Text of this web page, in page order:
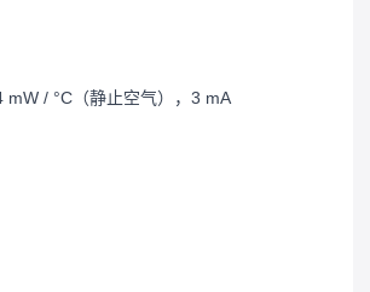
/ °C（静止空气），3 mA